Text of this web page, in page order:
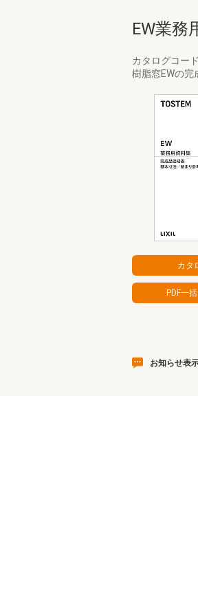
EW業務
カタログコー
樹脂窓EWの
お知らせ表